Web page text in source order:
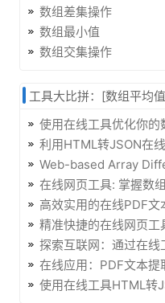
数组差集操作
数组最小值
数组交集操作
工具大比拼：[数组平均
使用在线工具优化你的
利用HTML转JSON在
Web-based Array Difference
在线网页工具: 掌握数
高效实用的在线PDF文
精准快捷的在线网页工
探索互联网：通过在线
在线应用：PDF文本提
使用在线工具HTML转